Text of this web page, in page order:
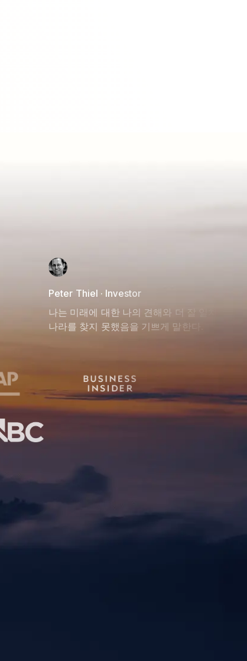
Peter Thiel · Investor
나는 미래에 대한 나의 견해와 더 잘 일치하는
나라를 찾지 못했음을 기쁘게 말한다.